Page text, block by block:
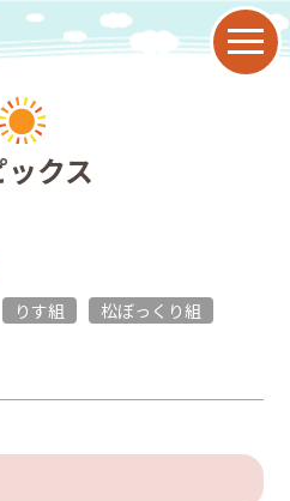
ついて
て支援
ックス
りす組 松ぼっくり組